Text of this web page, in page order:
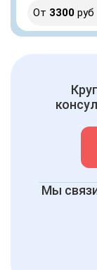
От 3300 руб
Мы